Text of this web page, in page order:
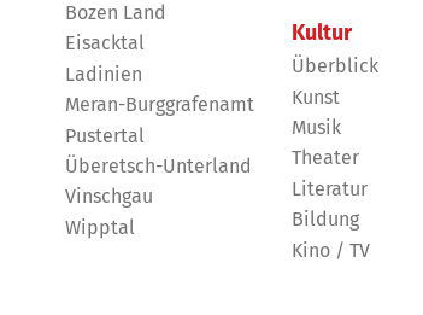
Bozen Land
Eisacktal
Ladinien
Meran-Burggrafenamt
Pustertal
Überetsch-Unterland
Vinschgau
Wipptal
Kultur
Überblick
Kunst
Musik
Theater
Literatur
Bildung
Kino / TV